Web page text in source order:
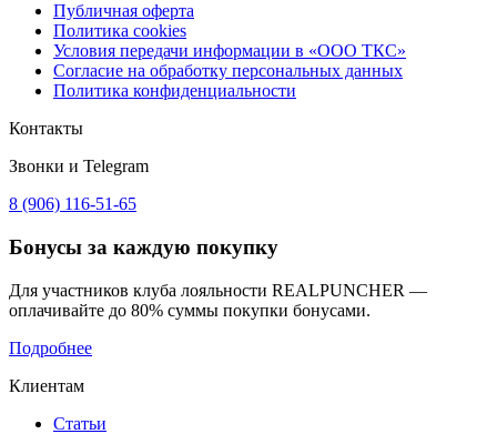
Публичная оферта
Политика cookies
Условия передачи информации в «ООО ТКС»
Согласие на обработку персональных данных
Политика конфиденциальности
Контакты
Звонки и Telegram
8 (906) 116-51-65
Бонусы за каждую покупку
Для участников клуба лояльности REALPUNCHER —
оплачивайте до 80% суммы покупки бонусами.
Подробнее
Клиентам
Статьи